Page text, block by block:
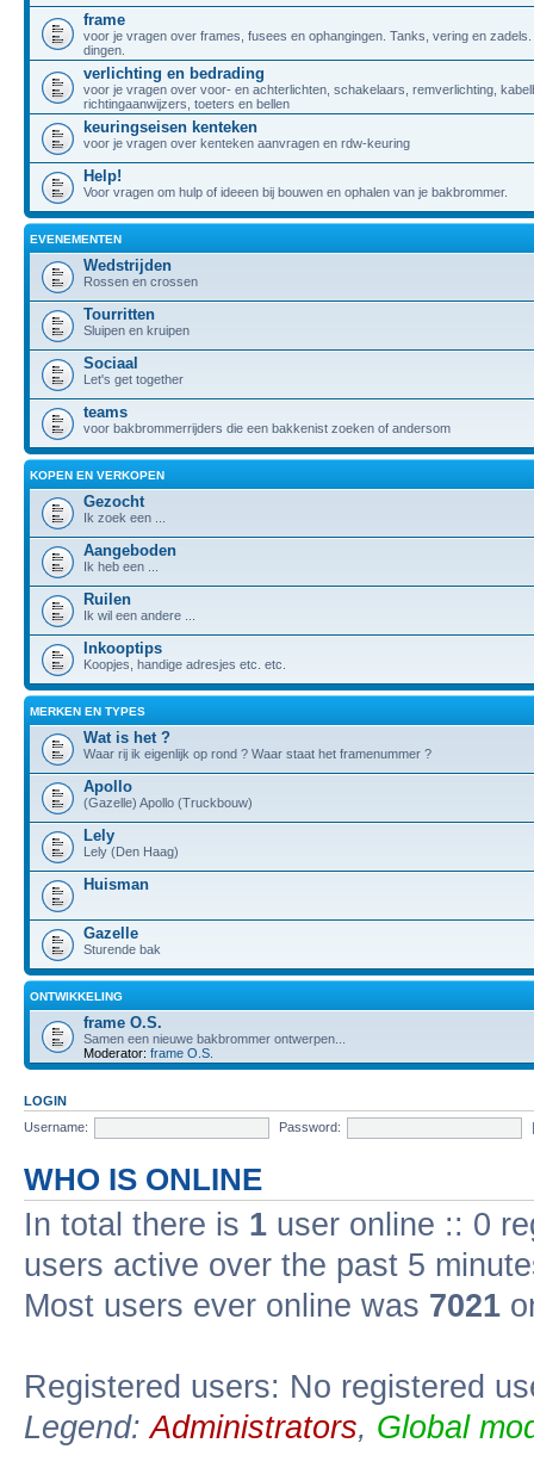
frame
voor je vragen over frames, fusees en ophangingen. Tanks, vering en zadels.
dingen.
verlichting en bedrading
voor je vragen over voor- en achterlichten, schakelaars, remverlichting,
richtingaanwijzers, toeters en bellen
keuringseisen kenteken
voor je vragen over kenteken aanvragen en rdw-keuring
Help!
Voor vragen om hulp of ideeen bij bouwen en ophalen van je bakbrommer.
EVENEMENTEN
Wedstrijden
Rossen en crossen
Tourritten
Sluipen en kruipen
Sociaal
Let's get together
teams
voor bakbrommerrijders die een bakkenist zoeken of andersom
KOPEN EN VERKOPEN
Gezocht
Ik zoek een ...
Aangeboden
Ik heb een ...
Ruilen
Ik wil een andere ...
Inkooptips
Koopjes, handige adresjes etc. etc.
MERKEN EN TYPES
Wat is het ?
Waar rij ik eigenlijk op rond ? Waar staat het framenummer ?
Apollo
(Gazelle) Apollo (Truckbouw)
Lely
Lely (Den Haag)
Huisman
Gazelle
Sturende bak
ONTWIKKELING
frame O.S.
Samen een nieuwe bakbrommer ontwerpen...
Moderator: frame O.S.
LOGIN
Username:
Password:
WHO IS ONLINE
In total there is 1 user online :: 0
users active over the past 5
Most users ever online was 7021
Registered users: No registered
Legend:Administrators, Global